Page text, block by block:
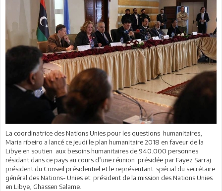
La coordinatrice des Nations Unies pour les questions humanitaires,
Maria ribeiro a lancé ce jeudi le plan humanitaire 2018 en faveur de la
Libye en soutien aux besoins humanitaires de 940.000 personnes
résidant dans ce pays au cours d’une réunion présidée par Fayez Sarraj
président du Conseil présidentiel et le représentant spécial du secrétaire
général des Nations- Unies et président de la mission des Nations Unies
en Libye, Ghassen Salame.